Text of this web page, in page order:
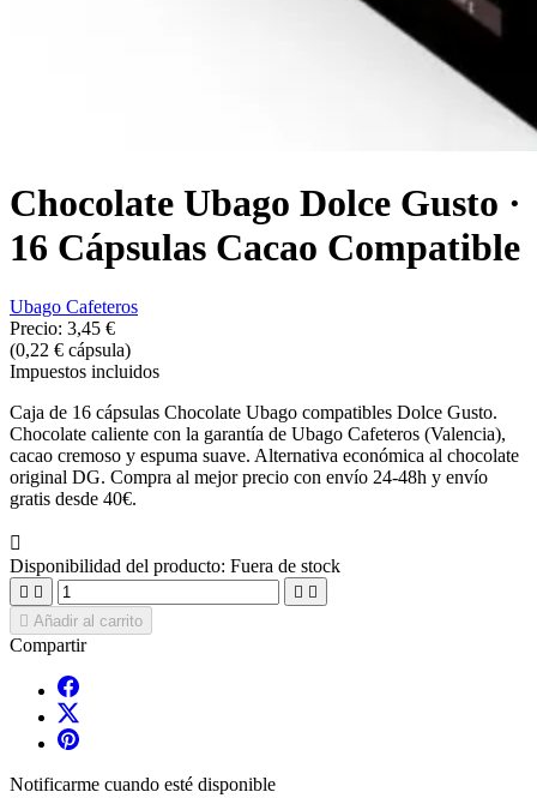
Chocolate Ubago Dolce Gusto ·
16 Cápsulas Cacao Compatible
Ubago Cafeteros
Precio: 3,45 €
(0,22 € cápsula)
Impuestos incluidos
Caja de 16 cápsulas Chocolate Ubago compatibles Dolce Gusto.
Chocolate caliente con la garantía de Ubago Cafeteros (Valencia),
cacao cremoso y espuma suave. Alternativa económica al chocolate
original DG. Compra al mejor precio con envío 24-48h y envío
gratis desde 40€.

Disponibilidad del producto: Fuera de stock
   
 Añadir al carrito
Compartir
Notificarme cuando esté disponible